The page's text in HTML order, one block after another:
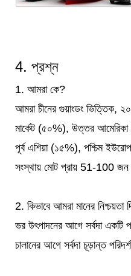
4. প্রশ্ন
1. আমরা কে?
আমরা চীনের গুয়াংডং ভিত্তিক,
মার্কেট (৫০%), উত্তর
পূর্ব এশিয়া (১৫%), পশ্চিম
সংস্থায় মোট প্রায় 51-100
2. কিভাবে আমরা মানের নিশ্চয়তা
ভর উৎপাদনের আগে সর্বদা একটি
চালানের আগে সর্বদা চূড়ান্ত